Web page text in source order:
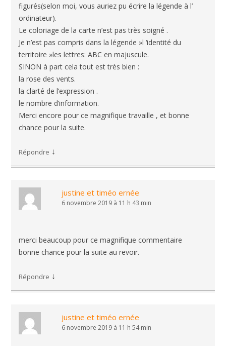
figurés(selon moi, vous auriez pu écrire la légende à l’
ordinateur).
Le coloriage de la carte n’est pas très soigné .
Je n’est pas compris dans la légende »l ‘identité du
territoire »les lettres: ABC en majuscule.
SINON à part cela tout est très bien :
la rose des vents.
la clarté de l’expression .
le nombre d’information.
Merci encore pour ce magnifique travaille , et bonne
chance pour la suite.
Répondre ↓
justine et timéo ernée
6 novembre 2019 à 11 h 43 min
merci beaucoup pour ce magnifique commentaire
bonne chance pour la suite au revoir.
Répondre ↓
justine et timéo ernée
6 novembre 2019 à 11 h 54 min